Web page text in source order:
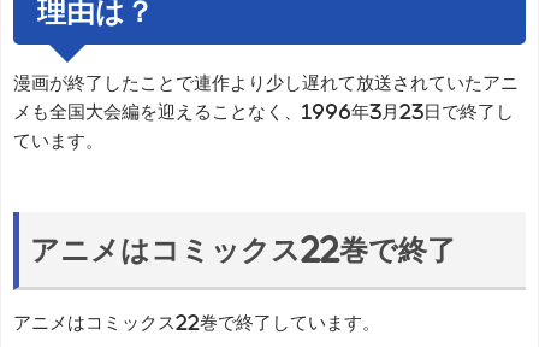
理由は？
漫画が終了したことで連作より少し遅れて放送されていたアニ
メも全国大会編を迎えることなく、1996年3月23日で終了し
ています。
アニメはコミックス22巻で終了
アニメはコミックス22巻で終了しています。